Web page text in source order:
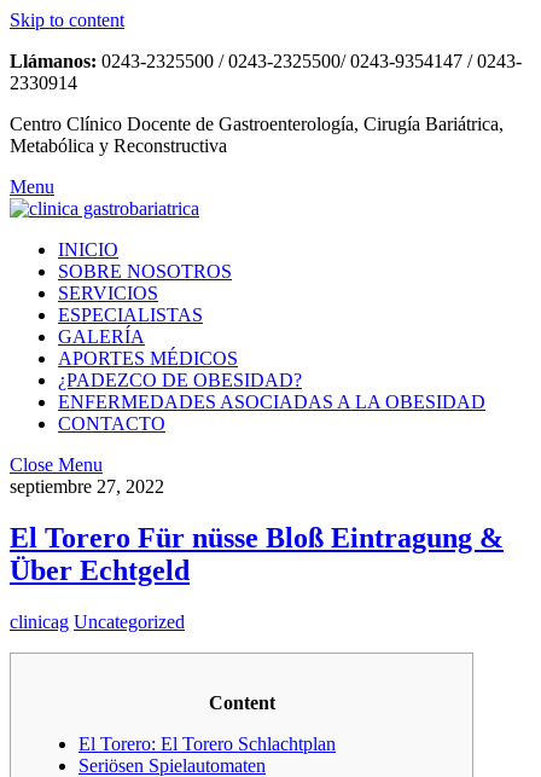
Skip to content
Llámanos: 0243-2325500 / 0243-2325500/ 0243-9354147 / 0243-
2330914
Centro Clínico Docente de Gastroenterología, Cirugía Bariátrica,
Metabólica y Reconstructiva
Menu
INICIO
SOBRE NOSOTROS
SERVICIOS
ESPECIALISTAS
GALERÍA
APORTES MÉDICOS
¿PADEZCO DE OBESIDAD?
ENFERMEDADES ASOCIADAS A LA OBESIDAD
CONTACTO
Close Menu
septiembre 27, 2022
El Torero Für nüsse Bloß Eintragung &
Über Echtgeld
clinicag Uncategorized
Content
El Torero: El Torero Schlachtplan
Seriösen Spielautomaten